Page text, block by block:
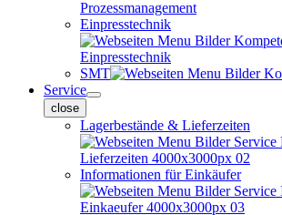
Einpresstechnik
SMT
Service
close
Lagerbestände & Lieferzeiten
Informationen für Einkäufer